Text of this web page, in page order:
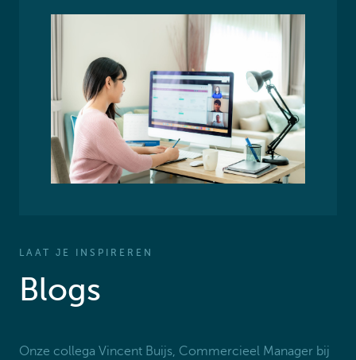
LAAT JE INSPIREREN
Blogs
Onze collega Vincent Buijs, Commercieel Manager bij